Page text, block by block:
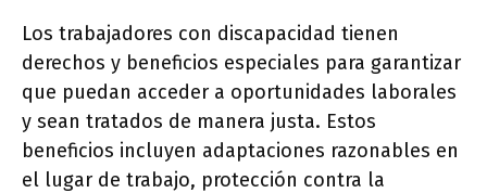
Los trabajadores con discapacidad tienen
derechos y beneficios especiales para garantizar
que puedan acceder a oportunidades laborales
y sean tratados de manera justa. Estos
beneficios incluyen adaptaciones razonables en
el lugar de trabajo, protección contra la